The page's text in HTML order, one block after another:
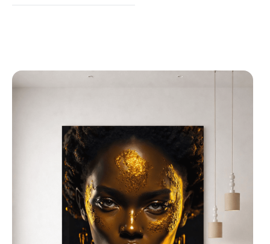
kulturowych.
obraz?
Szklane obrazy najlepiej
umieścić w centralnym
punkcie pomieszczenia,
takim jak salon, jadalnia lub
biuro, aby pełniły rolę nie
tylko dekoracyjną, ale także
artystyczną. Nowoczesne